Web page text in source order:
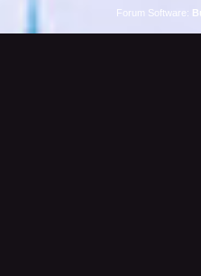
Forum Software: